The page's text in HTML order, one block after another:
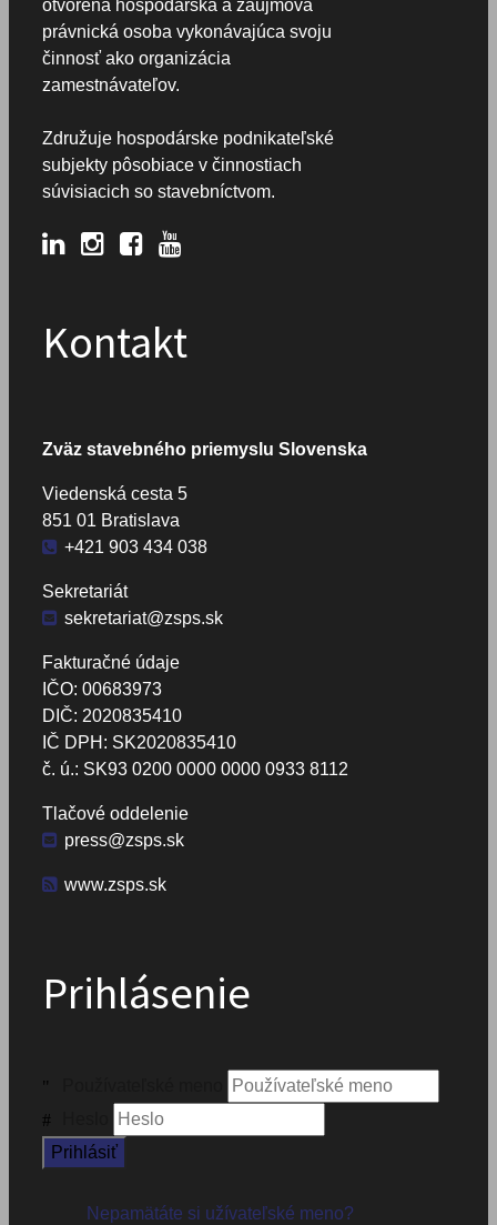
otvorená hospodárska a záujmová
právnická osoba vykonávajúca svoju
činnosť ako organizácia
zamestnávateľov.
Združuje hospodárske podnikateľské
subjekty pôsobiace v činnostiach
súvisiacich so stavebníctvom.
Kontakt
Zväz stavebného priemyslu Slovenska
Viedenská cesta 5
851 01 Bratislava
+421 903 434 038
Sekretariát
sekretariat@zsps.sk
Fakturačné údaje
IČO: 00683973
DIČ: 2020835410
IČ DPH: SK2020835410
č. ú.: SK93 0200 0000 0000 0933 8112
Tlačové oddelenie
press@zsps.sk
www.zsps.sk
Prihlásenie
Prihlásiť
Nepamätáte si užívateľské meno?